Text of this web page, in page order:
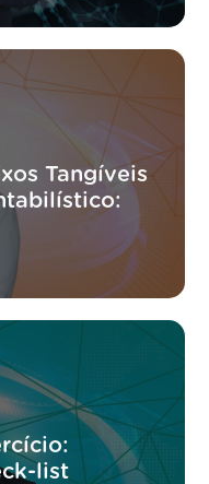
Tangíveis
list